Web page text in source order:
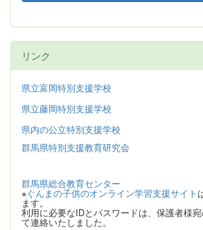
リンク
県立富岡特別支援学校
県立藤岡特別支援学校
県内の公立特別支援学校
群馬県特別支援教育研究会
群馬県総合教育センター
※ぐんまの子供のオンライン学習支援サイト
ます。
利用に必要なIDとパスワードは、保護者様
て連絡いたしました。